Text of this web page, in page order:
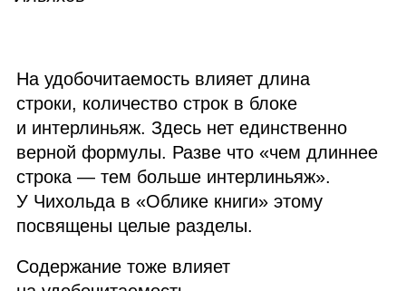
На удобочитаемость влияет длина
строки, количество строк в блоке
и интерлиньяж. Здесь нет единственно
верной формулы. Разве что «чем длиннее
строка — тем больше интерлиньяж».
У Чихольда в «Облике книги» этому
посвящены целые разделы.
Содержание тоже влияет